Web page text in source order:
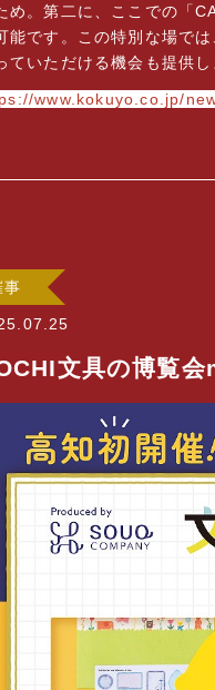
め。第二に、ここでの「
能です。この特別な場で
ていただける機会も提供し
www.kokuyo.co.jp/
事
文具の博覧